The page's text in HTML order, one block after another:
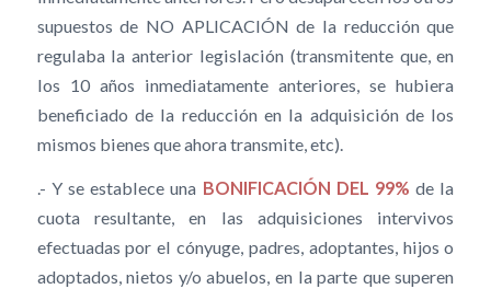
supuestos de NO APLICACIÓN de la reducción que
regulaba la anterior legislación (transmitente que, en
los 10 años inmediatamente anteriores, se hubiera
beneficiado de la reducción en la adquisición de los
mismos bienes que ahora transmite, etc).
.- Y se establece una BONIFICACIÓN DEL 99% de la
cuota resultante, en las adquisiciones intervivos
efectuadas por el cónyuge, padres, adoptantes, hijos o
adoptados, nietos y/o abuelos, en la parte que superen